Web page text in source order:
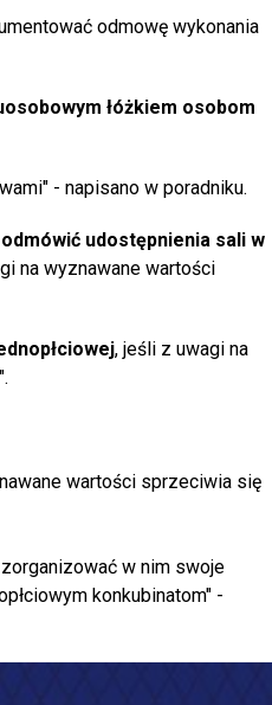
odmowę wykonania
łóżkiem osobom
- napisano w poradniku.
udostępnienia sali w
na wyznawane wartości
, jeśli z uwagi na
wartości sprzeciwia się
w nim swoje
konkubinatom" -